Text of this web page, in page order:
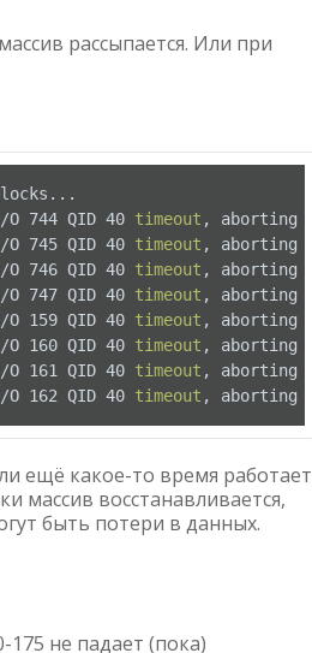
рассыпается. Или при
744 QID 40 timeout , aborting
745 QID 40 timeout , aborting
746 QID 40 timeout , aborting
747 QID 40 timeout , aborting
159 QID 40 timeout , aborting
160 QID 40 timeout , aborting
161 QID 40 timeout , aborting
162 QID 40 timeout , aborting
ещё какое-то время работает
массив восстанавливается,
быть потери в данных.
175 не падает (пока)